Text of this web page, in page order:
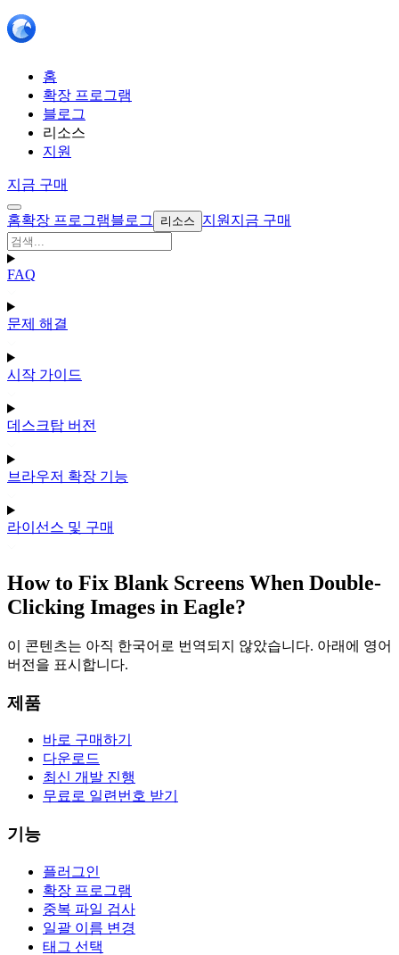
홈
확장 프로그램
블로그
리소스
지원
지금 구매
홈확장 프로그램블로그 리소스 지원 지금 구매
FAQ
문제 해결
시작 가이드
데스크탑 버전
브라우저 확장 기능
라이선스 및 구매
How to Fix Blank Screens When Double-
Clicking Images in Eagle?
이 콘텐츠는 아직 한국어로 번역되지 않았습니다. 아래에 영어
버전을 표시합니다.
제품
바로 구매하기
다운로드
최신 개발 진행
무료로 일련번호 받기
기능
플러그인
확장 프로그램
중복 파일 검사
일괄 이름 변경
태그 선택